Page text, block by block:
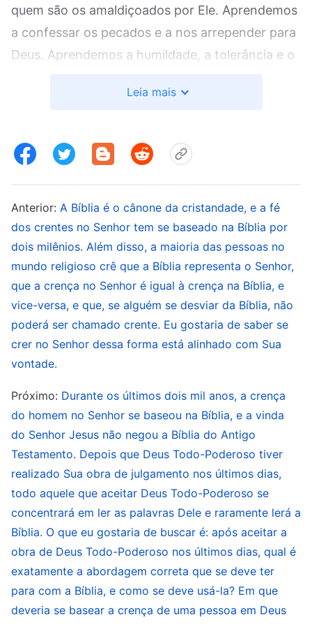
quem são os amaldiçoados por Ele. Aprendemos
a confessar os pecados e a nos arrepender para
Deus. Aprendemos a humildade, a tolerância e o
para seguir o Senhor. Vemos por nós mesmos a
Jesus, e que somente se colocando diante do
Senhor Jesus na fé, desfrutaremos de Sua graça
abundante e da verdade. As palavras e a obra de
Deus durante a Era da Lei e a Era da Graça
conforme registradas na Bíblia eram a verdade
proferida por Deus de acordo com o plano de
salvar a humanidade e com as necessidades da
humanidade naquela época. Essas verdades só
fizeram com que o homem adotasse alguns bons
comportamentos superficialmente, mas não
resolviam as raízes do pecado do homem nem
mudavam o caráter da vida dele, para o homem
alcançar a purificação, a salvação e a perfeição.
Assim, as palavras emitidas pelo Senhor Jesus
durante a Era da Graça só podem ser chamadas
de caminho do arrependimento, mas não
caminho da vida eterna.
Qual é o caminho da vida eterna? É o caminho
da verdade que permite ao homem viver para
sempre, nele, o homem abandona as amarras e
restrições de sua natureza pecaminosa, muda
Leia mais
Anterior: A Bíblia é o cânone da cristandade, e a fé
dos crentes no Senhor tem se baseado na Bíblia por
dois milênios. Além disso, a maioria das pessoas no
mundo religioso crê que a Bíblia representa o Senhor,
que a crença no Senhor é igual à crença na Bíblia, e
vice-versa, e que, se alguém se desviar da Bíblia, não
poderá ser chamado crente. Eu gostaria de saber se
crer no Senhor dessa forma está alinhado com Sua
vontade.
Próximo: Durante os últimos dois mil anos, a crença
do homem no Senhor se baseou na Bíblia, e a vinda
do Senhor Jesus não negou a Bíblia do Antigo
Testamento. Depois que Deus Todo-Poderoso tiver
realizado Sua obra de julgamento nos últimos dias,
todo aquele que aceitar Deus Todo-Poderoso se
concentrará em ler as palavras Dele e raramente lerá a
Bíblia. O que eu gostaria de buscar é: após aceitar a
obra de Deus Todo-Poderoso nos últimos dias, qual é
exatamente a abordagem correta que se deve ter
para com a Bíblia, e como se deve usá-la? Em que
deveria se basear a crença de uma pessoa em Deus